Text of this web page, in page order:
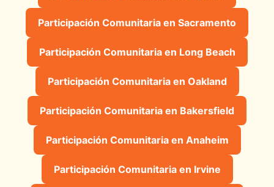
Participación Comunitaria en Sacramento
Participación Comunitaria en Long Beach
Participación Comunitaria en Oakland
Participación Comunitaria en Bakersfield
Participación Comunitaria en Anaheim
Participación Comunitaria en Irvine